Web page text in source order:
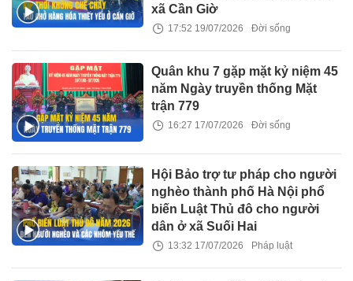
xã Cần Giờ
17:52 19/07/2026 Đời sống
Quân khu 7 gặp mặt kỷ niệm 45
năm Ngày truyền thống Mặt
trận 779
16:27 17/07/2026 Đời sống
Hội Bảo trợ tư pháp cho người
nghèo thành phố Hà Nội phổ
biến Luật Thủ đô cho người
dân ở xã Suối Hai
13:32 17/07/2026 Pháp luật